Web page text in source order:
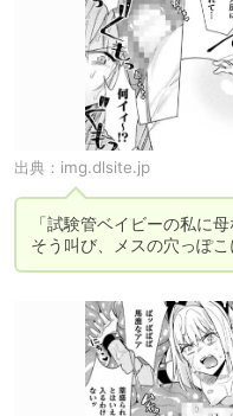
出典： img.dlsite.jp
「試験管ベイビーの私に母
そう叫び、メスの穴っぽ